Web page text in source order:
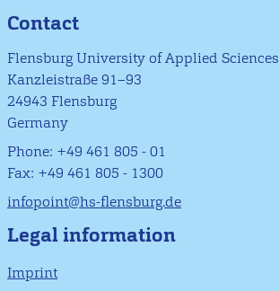
Contact
Flensburg University of Applied Sciences
Kanzleistraße 91–93
24943 Flensburg
Germany
Phone: +49 461 805 - 01
Fax: +49 461 805 - 1300
infopoint@hs-flensburg.de
Legal information
Imprint